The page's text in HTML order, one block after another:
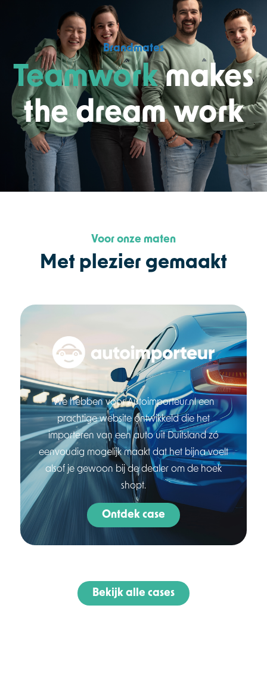
Brandmates
Teamworkmakes
the dream work
Voor onze maten
Met plezier gemaakt
We hebben voor Autoimporteur.nl een
prachtige website ontwikkeld die het
importeren van een auto uit Duitsland zó
eenvoudig mogelijk maakt dat het bijna voelt
alsof je gewoon bij de dealer om de hoek
shopt.
Ontdek case
Bekijk alle cases